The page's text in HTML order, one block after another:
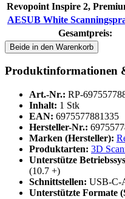
Revopoint Inspire 2,
AESUB White
Gesamtpreis:
Beide in den Warenkorb
Produktinformationen
Art.-Nr.: RP-
Inhalt: 1 Stk
EAN: 6975577881335
Hersteller-Nr.:
Marken (Hersteller):
Produktarten: 3D
Unterstütze
(10.7 +)
Schnittstellen: USB-C-
Unterstützte Formate